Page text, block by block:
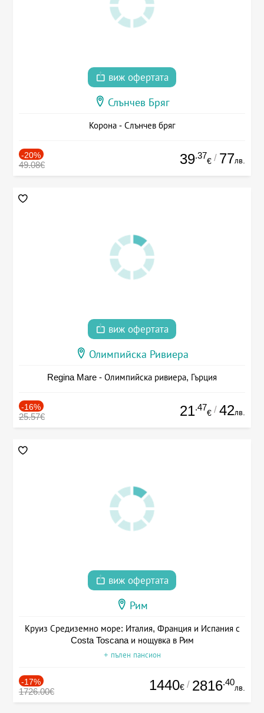
виж офертата
Слънчев Бряг
Корона - Слънчев бряг
-20%
49.08€ 39.37
€ / 77лв.
виж офертата
Олимпийска Ривиера
Regina Mare - Олимпийска ривиера, Гърция
-16%
25.57€ 21.47
€ / 42лв.
виж офертата
Рим
Круиз Средиземно море: Италия, Франция и Испания с
Costa Toscana и нощувка в Рим
+ пълен пансион
-17%
1726.00€ 1440€ / 2816.40
лв.